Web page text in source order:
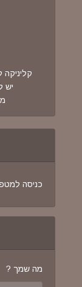
קליניקה
יש
כניסה
מה שמך ?